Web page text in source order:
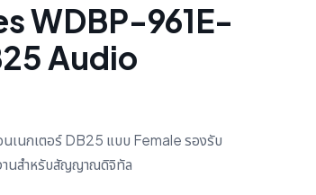
WDBP-961E-
Audio
เนกเตอร์ DB25 แบบ Female รองรับ
นสำหรับสัญญาณดิจิทัล